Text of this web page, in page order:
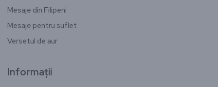
Mesaje din Filipeni
Mesaje pentru suflet
Versetul de aur
Informații